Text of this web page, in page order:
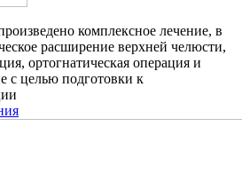
комплексное лечение, в
расширение верхней челюсти,
ортогнатическая операция и
с целью подготовки к